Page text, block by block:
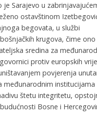
je Sarajevo u
ostavštinom
begovata, u službi
krugova, čime ono
sredina za
protiv europskih
povjerenja
međunarodnim institucijama
štetu integritetu,
Bosne i